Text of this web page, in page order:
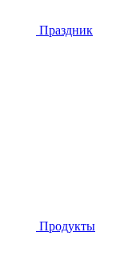
Праздник
Продукты